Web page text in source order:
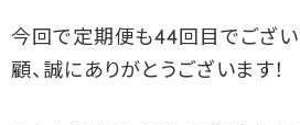
今回で定期便も44回目でござい
顧、誠にありがとうございます！